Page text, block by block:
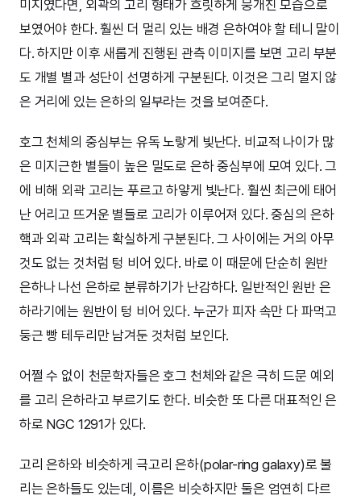
미지였다면, 외곽의 고리 형태가 흐릿하게 뭉개진 모습으로
보였어야 한다. 훨씬 더 멀리 있는 배경 은하여야 할 테니 말이
다. 하지만 이후 새롭게 진행된 관측 이미지를 보면 고리 부분
도 개별 별과 성단이 선명하게 구분된다. 이것은 그리 멀지 않
은 거리에 있는 은하의 일부라는 것을 보여준다.
호그 천체의 중심부는 유독 노랗게 빛난다. 비교적 나이가 많
은 미지근한 별들이 높은 밀도로 은하 중심부에 모여 있다. 그
에 비해 외곽 고리는 푸르고 하얗게 빛난다. 훨씬 최근에 태어
난 어리고 뜨거운 별들로 고리가 이루어져 있다. 중심의 은하
핵과 외곽 고리는 확실하게 구분된다. 그 사이에는 거의 아무
것도 없는 것처럼 텅 비어 있다. 바로 이 때문에 단순히 원반
은하나 나선 은하로 분류하기가 난감하다. 일반적인 원반 은
하라기에는 원반이 텅 비어 있다. 누군가 피자 속만 다 파먹고
둥근 빵 테두리만 남겨둔 것처럼 보인다.
어쩔 수 없이 천문학자들은 호그 천체와 같은 극히 드문 예외
를 고리 은하라고 부르기도 한다. 비슷한 또 다른 대표적인 은
하로 NGC 1291가 있다.
고리 은하와 비슷하게 극고리 은하(polar-ring galaxy)로 불
리는 은하들도 있는데, 이름은 비슷하지만 둘은 엄연히 다르